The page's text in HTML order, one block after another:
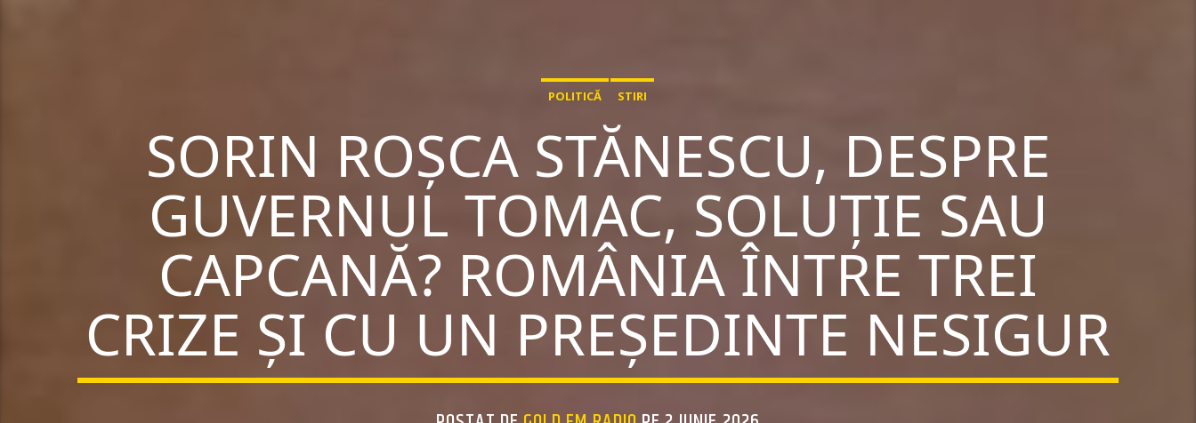
POLITICĂ STIRI
SORIN ROȘCA STĂNESCU, DESPRE
GUVERNUL TOMAC, SOLUȚIE SAU
CAPCANĂ? ROMÂNIA ÎNTRE TREI
CRIZE ȘI CU UN PREȘEDINTE NESIGUR